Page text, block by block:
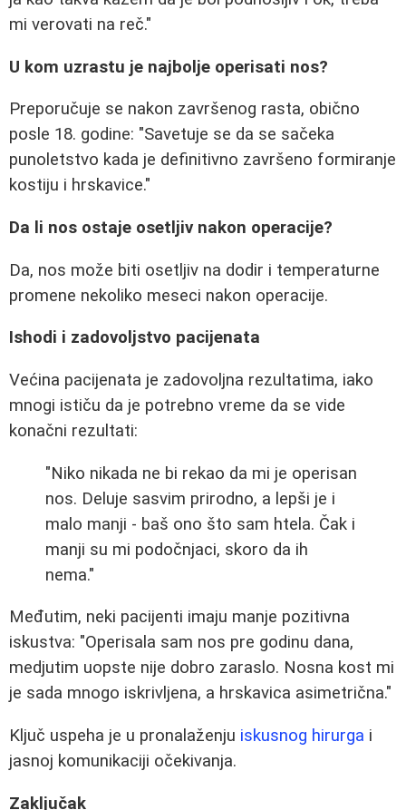
mi verovati na reč."
U kom uzrastu je najbolje operisati nos?
Preporučuje se nakon završenog rasta, obično
posle 18. godine: "Savetuje se da se sačeka
punoletstvo kada je definitivno završeno formiranje
kostiju i hrskavice."
Da li nos ostaje osetljiv nakon operacije?
Da, nos može biti osetljiv na dodir i temperaturne
promene nekoliko meseci nakon operacije.
Ishodi i zadovoljstvo pacijenata
Većina pacijenata je zadovoljna rezultatima, iako
mnogi ističu da je potrebno vreme da se vide
konačni rezultati:
"Niko nikada ne bi rekao da mi je operisan
nos. Deluje sasvim prirodno, a lepši je i
malo manji - baš ono što sam htela. Čak i
manji su mi podočnjaci, skoro da ih
nema."
Međutim, neki pacijenti imaju manje pozitivna
iskustva: "Operisala sam nos pre godinu dana,
medjutim uopste nije dobro zaraslo. Nosna kost mi
je sada mnogo iskrivljena, a hrskavica asimetrična."
Ključ uspeha je u pronalaženju iskusnog hirurga i
jasnoj komunikaciji očekivanja.
Zaključak